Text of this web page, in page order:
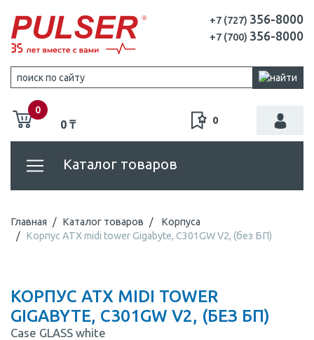
+7 (727) 356-8000
+7 (700) 356-8000
0
0 ₸ 0
Каталог товаров
Главная Каталог товаров
Корпуса
Корпус ATX midi tower Gigabyte, C301GW V2, (без БП)
КОРПУС ATX MIDI TOWER
GIGABYTE, C301GW V2, (БЕЗ БП)
Case GLASS white